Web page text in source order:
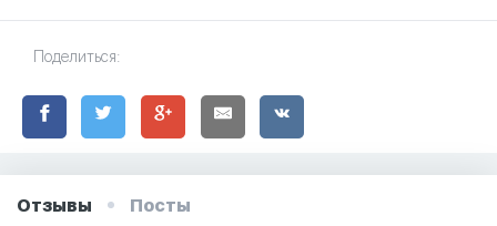
Поделиться:
Отзывы Посты